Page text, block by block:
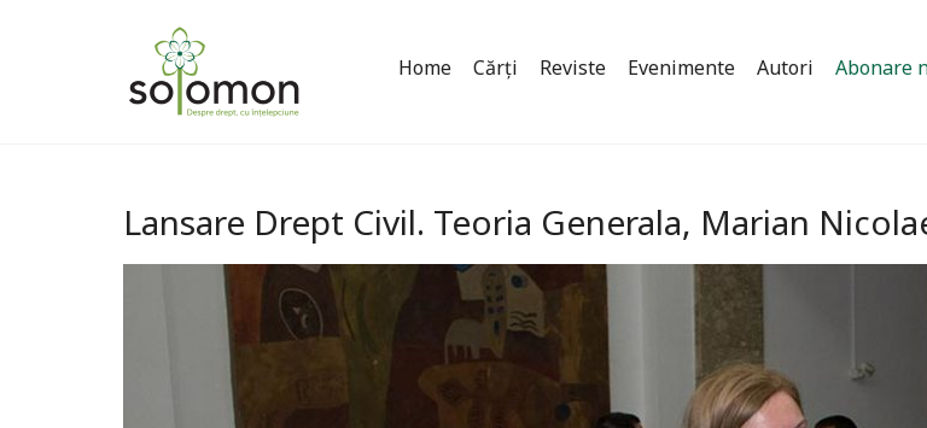
Home Cărți Reviste Evenimente Autori Abonare
Lansare Drept Civil. Teoria Generala, Marian